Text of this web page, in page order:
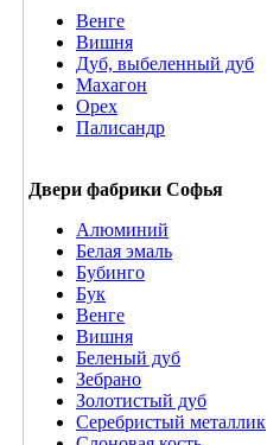
Венге
Вишня
Дуб, выбеленный дуб
Махагон
Орех
Палисандр
Двери фабрики Софья
Алюминий
Белая эмаль
Бубинго
Бук
Венге
Вишня
Беленый дуб
Зебрано
Золотистый дуб
Серебристый металлик